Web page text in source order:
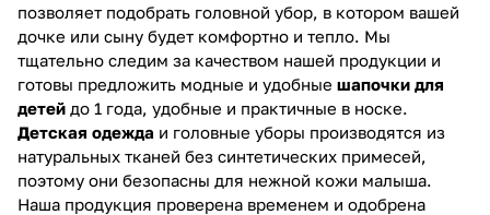
позволяет подобрать головной убор, в котором вашей
дочке или сыну будет комфортно и тепло. Мы
тщательно следим за качеством нашей продукции и
готовы предложить модные и удобные шапочки для
детей до 1 года, удобные и практичные в носке.
Детская одежда и головные уборы производятся из
натуральных тканей без синтетических примесей,
поэтому они безопасны для нежной кожи малыша.
Наша продукция проверена временем и одобрена